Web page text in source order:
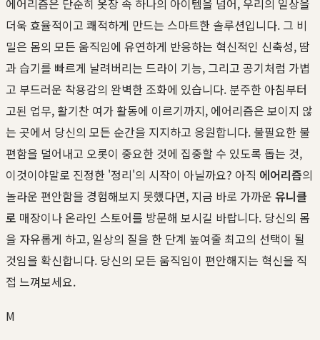
에어리즘은 단순히 옷장 속 하나의 아이템을 넘어, 우리의 일상을
더욱 효율적이고 쾌적하게 만드는 스마트한 솔루션입니다. 그 비
밀은 몸의 모든 움직임에 유연하게 반응하는 혁신적인 신축성, 땀
과 습기를 빠르게 날려버리는 드라이 기능, 그리고 공기처럼 가볍
고 부드러운 착용감의 완벽한 조화에 있습니다. 분주한 아침부터
고된 업무, 활기찬 여가 활동에 이르기까지, 에어리즘은 보이지 않
는 곳에서 당신의 모든 순간을 지지하고 응원합니다. 불필요한 불
편함을 덜어내고 오롯이 중요한 것에 집중할 수 있도록 돕는 것,
이것이야말로 진정한 '정리'의 시작이 아닐까요? 아직 에어리즘의
놀라운 편안함을 경험해보지 못했다면, 지금 바로 가까운 유니클
로 매장이나 온라인 스토어를 방문해 보시길 바랍니다. 당신의 몸
을 자유롭게 하고, 일상의 질을 한 단계 높여줄 최고의 선택이 될
것임을 확신합니다. 당신의 모든 움직임이 편안해지는 혁신을 직
접 느껴보세요.
M